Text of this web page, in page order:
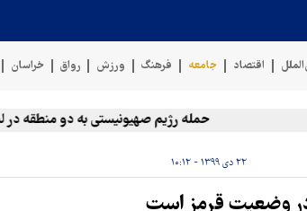
اقتصاد جامعه فرهنگ ورزش رواق خراسان
حمله رژیم صهیونیستی به دو منطقه در لبنان
۲۲ دی ۱۳۹۹ - ۱۰:۱۲